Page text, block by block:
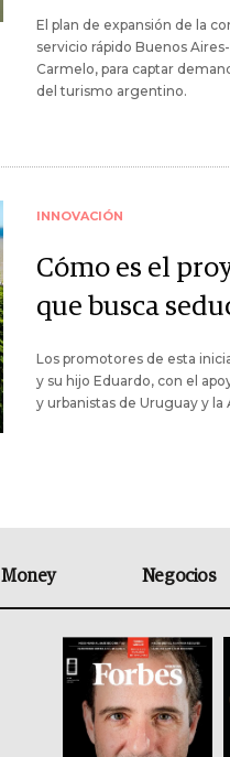
El plan de expansión de la
servicio rápido Buenos
Carmelo, para captar
del turismo argentino.
INNOVACIÓN
Cómo es el
que busca
Los promotores de esta
y su hijo Eduardo, con el
y urbanistas de Uruguay y la
Money Negocios